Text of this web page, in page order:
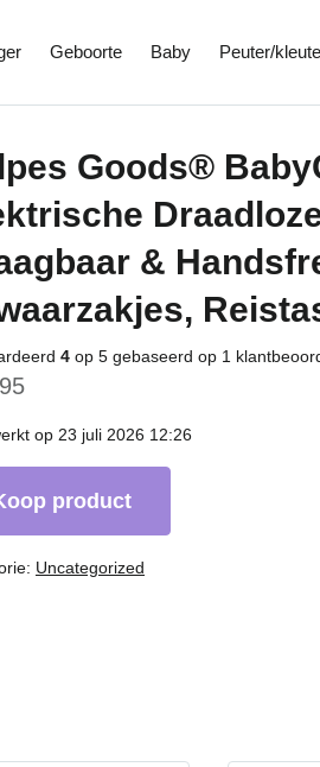
Geboorte Baby Peuter/
Goods®
&
4 op 5 gebaseerd op 1
op 23 juli 2026 12:26
product
Uncategorized